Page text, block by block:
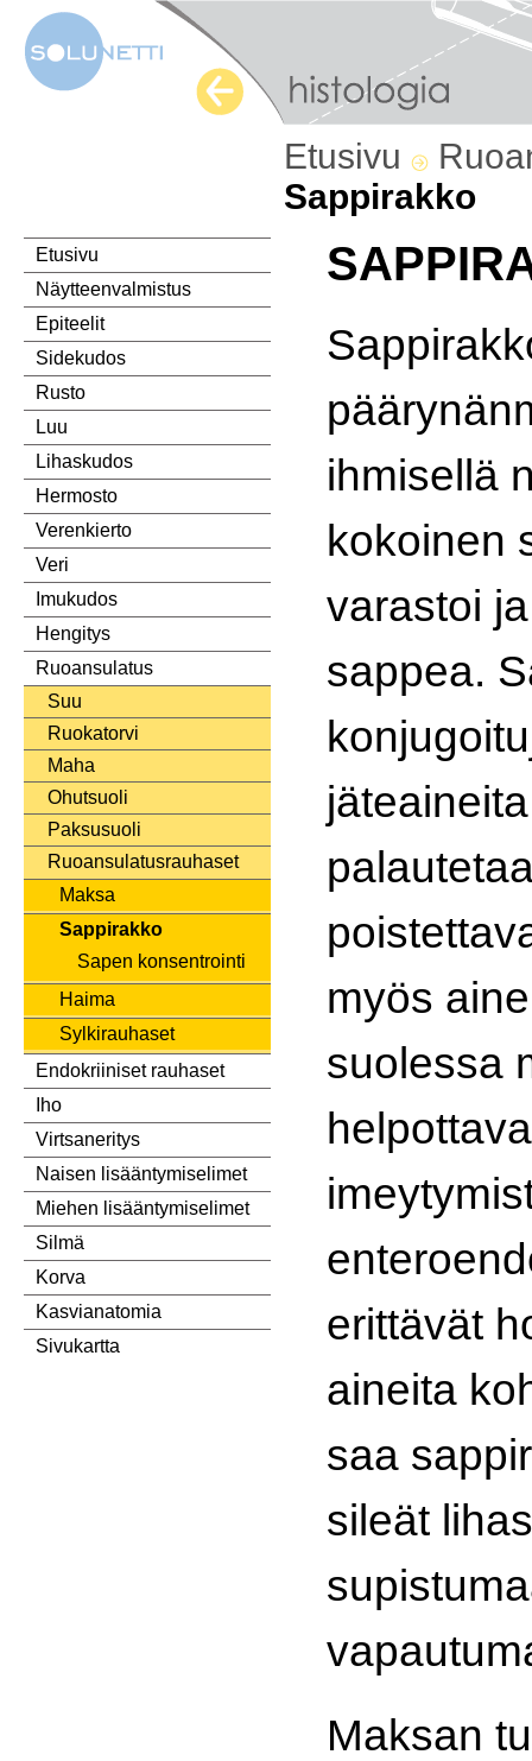
Etusivu
Sappirakko
Etusivu
Näytteenvalmistus
Epiteelit
Sidekudos
Rusto
Luu
Lihaskudos
Hermosto
Verenkierto
Veri
Imukudos
Hengitys
Ruoansulatus
Suu
Ruokatorvi
Maha
Ohutsuoli
Paksusuoli
Ruoansulatusrauhaset
Maksa
Sappirakko
Sapen konsentrointi
Haima
Sylkirauhaset
Endokriiniset rauhaset
Iho
Virtsaneritys
Naisen lisääntymiselimet
Miehen lisääntymiselimet
Silmä
Korva
Kasvianatomia
Sivukartta
ihmisellä
kokoinen
varastoi
sappea.
myös
suolessa
erittävät
aineita
saa
sileät
Maksan